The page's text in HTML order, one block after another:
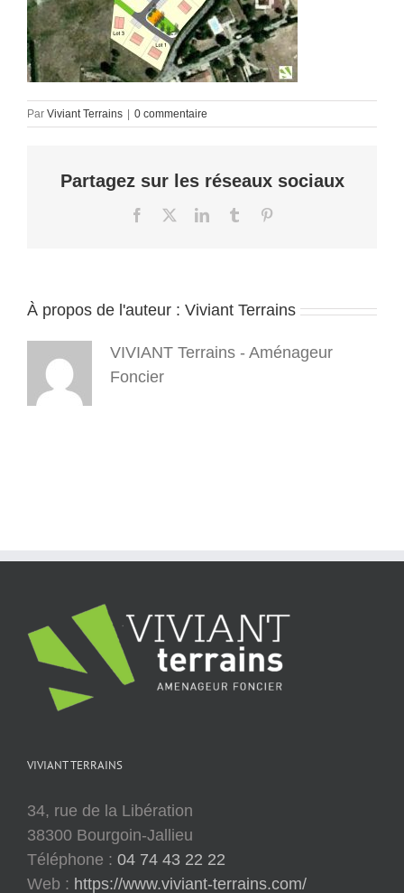
Par Viviant Terrains 0 commentaire
Partagez sur les réseaux sociaux
Facebook LinkedInTumblr
À propos de l'auteur : Viviant Terrains
VIVIANT Terrains - Aménageur
Foncier
VIVIANT TERRAINS
34, rue de la Libération
38300 Bourgoin-Jallieu
Téléphone : 04 74 43 22 22
Web : https://www.viviant-terrains.com/